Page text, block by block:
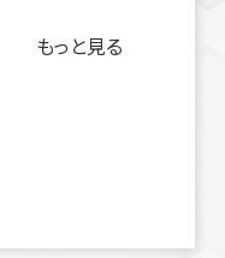
もっと見る